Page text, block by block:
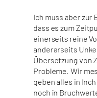
Ich muss aber zur
dass es zum
einerseits reine
andererseits
Übersetzung von
Probleme. Wir
geben alles in
noch in